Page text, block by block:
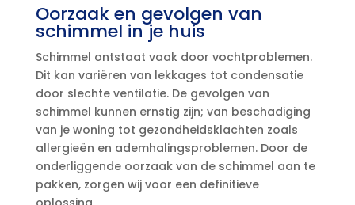
Oorzaak en gevolgen van
schimmel in je huis
Schimmel ontstaat vaak door vochtproblemen.​
Dit kan variëren van lekkages tot condensatie
door slechte ventilatie.​ De gevolgen van
schimmel kunnen ernstig zijn; van beschadiging
van je woning tot gezondheidsklachten zoals
allergieën en ademhalingsproblemen.​ Door de
onderliggende oorzaak van de schimmel aan te
pakken, zorgen wij voor een definitieve